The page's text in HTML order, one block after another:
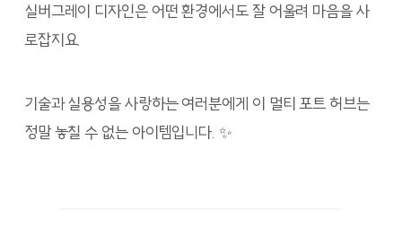
실버그레이 디자인은 어떤 환경에서도 잘 어울려 마음을 사
로잡지요.
기술과 실용성을 사랑하는 여러분에게 이 멀티 포트 허브는
정말 놓칠 수 없는 아이템입니다. ✨